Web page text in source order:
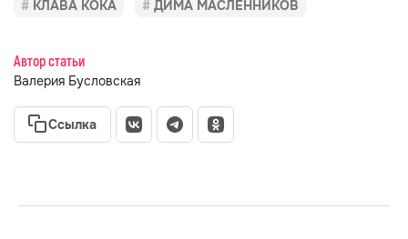
КЛАВА КОКА ДИМА МАСЛЕННИКОВ
Автор статьи
Валерия Бусловская
Ссылка